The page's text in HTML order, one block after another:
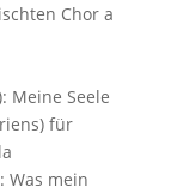
Chor a
Meine Seele
für
Was mein